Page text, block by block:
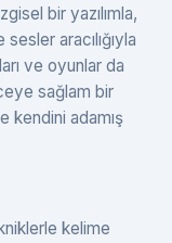
bir yazılımla,
aracılığıyla
ve oyunlar da
sağlam bir
kendini adamış
kelime